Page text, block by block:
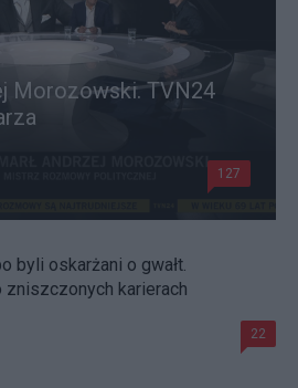
Morozowski. TVN24
127
byli oskarżani o gwałt.
karierach
22